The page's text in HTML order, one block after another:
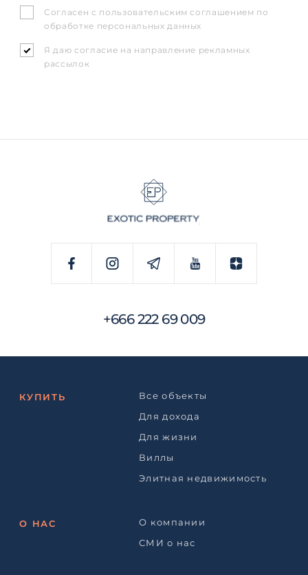
Согласен с пользовательским соглашением по
обработке персональных данных
Я даю согласие на направление рекламных
рассылок
+666 222 69 009
КУПИТЬ
Все объекты
Для дохода
Для жизни
Виллы
Элитная недвижимость
О НАС
О компании
СМИ о нас